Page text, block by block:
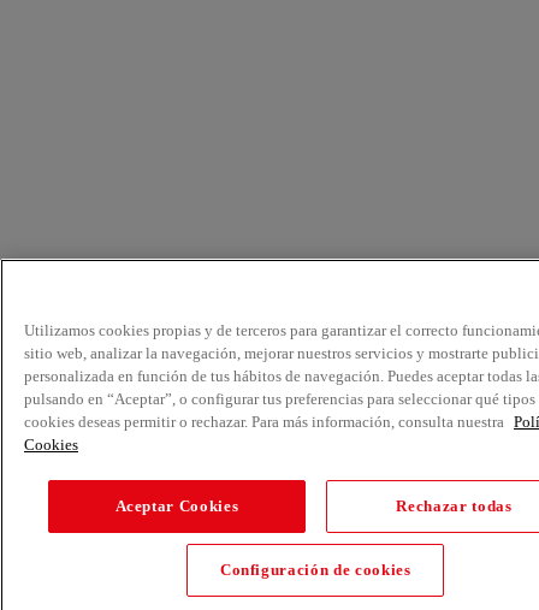
Utilizamos cookies propias y de terceros para garantizar el correcto
sitio web, analizar la navegación, mejorar nuestros servicios y mostrarte
personalizada en función de tus hábitos de navegación. Puedes aceptar todas
pulsando en “Aceptar”, o configurar tus preferencias para seleccionar qué tipos
cookies deseas permitir o rechazar. Para más información, consulta nuestra
Cookies
Aceptar Cookies Rechazar todas
Configuración de cookies